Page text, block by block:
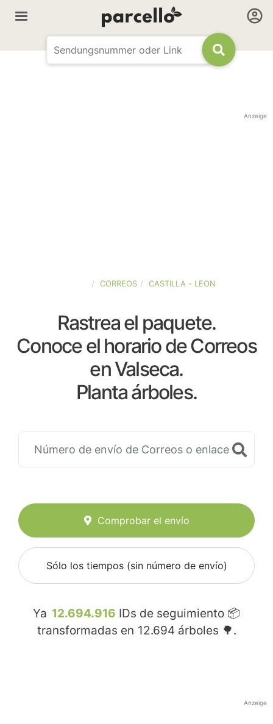
Anzeige
CORREOS CASTILLA - LEON
Rastrea el paquete.
Conoce el horario de Correos
en Valseca.
Planta árboles.
Comprobar el envío
Sólo los tiempos (sin número de envío)
Ya 12.694.916 IDs de seguimiento 📦
transformadas en 12.694 árboles 🌳.
Anzeige